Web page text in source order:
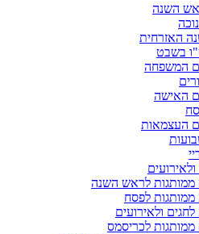
השנה
האזרחית
בשבט
המשפחה
האישה
העצמאות
ממותגות לראש השנה
לפסח
ולאירועים
לכריסמס